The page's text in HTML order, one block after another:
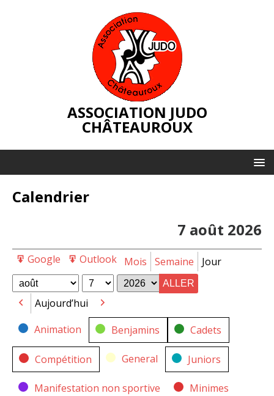
ASSOCIATION JUDO
CHÂTEAUROUX
Calendrier
7 août 2026
Export
for
Google
Export
for
Outlook Mois Semaine Jour
Mois
Jour
Année
Précédent
Aujourd’hui Suivant
Catégories
Animation Benjamins Cadets
Compétition General Juniors
Manifestation non sportive Minimes